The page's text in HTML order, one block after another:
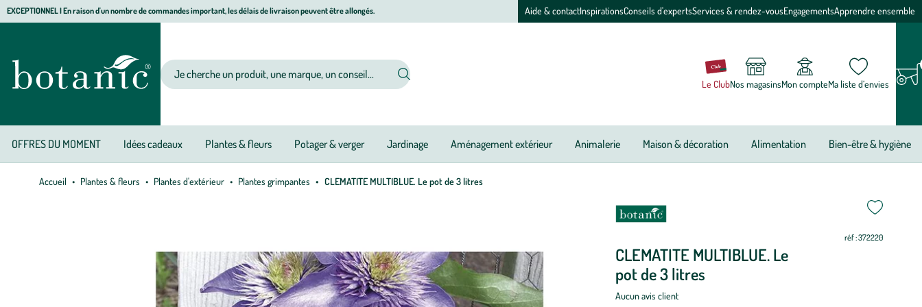
Aller
navigation
Aller
principal
Aller
de
page
EXCEPTIONNEL I En raison d'un nombre de commandes important, les délais de livraison peuvent être allongés. Aide & contactInspirationsConseils d'expertsServices & rendez-vousEngagementsApprendre ensemble
Votre recherche
Le ClubNos magasinsMon compteMa liste d’envies
OFFRES DU MOMENT Idées cadeaux Plantes & fleurs Potager & verger Jardinage Aménagement extérieur Animalerie Maison & décoration Alimentation Bien-être & hygiène
Accueil Plantes & fleurs Plantes d'extérieur Plantes grimpantes CLEMATITE MULTIBLUE. Le pot de 3 litres
CLEMATITE MULTIBLUE. Le
pot de 3 litres
réf : 372220
Aucun avis client
Période
CLEMATITE
MULTIBLUE.
Oui
Oui
Oui
Oui
Oui
Oui
Oui
Oui
Oui
Oui
Oui
Oui